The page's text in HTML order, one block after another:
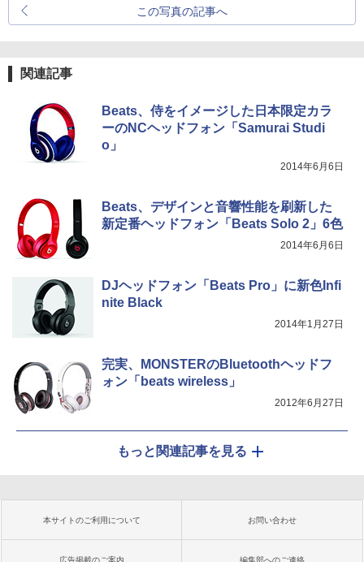
この写真の記事へ
関連記事
Beats、侍をイメージした日本限定カラ
ーのNCヘッドフォン「Samurai Studi
o」
2014年6月6日
Beats、デザインと音響性能を刷新した
新定番ヘッドフォン「Beats Solo 2」6色
2014年6月6日
DJヘッドフォン「Beats Pro」に新色Infi
nite Black
2014年1月27日
完実、MONSTERのBluetoothヘッドフ
ォン「beats wireless」
2012年6月27日
もっと関連記事を見る
本サイトのご利用について お問い合わせ
広告掲載のご案内 編集部へのご連絡